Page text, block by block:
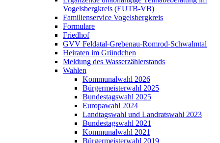
Vogelsbergkreis (EUTB-VB)
Familienservice Vogelsbergkreis
Formulare
Friedhof
GVV Feldatal-Grebenau-Romrod-Schwalmtal
Heiraten im Gründchen
Meldung des Wasserzählerstands
Wahlen
Kommunalwahl 2026
Bürgermeisterwahl 2025
Bundestagswahl 2025
Europawahl 2024
Landtagswahl und Landratswahl 2023
Bundestagswahl 2021
Kommunalwahl 2021
Bürgermeisterwahl 2019